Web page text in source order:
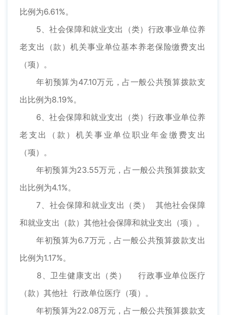
比例为6.61%。
5、社会保障和就业支出（类）行政事业单位养
老支出（款）机关事业单位基本养老保险缴费支出
（项）。
年初预算为47.10万元，占一般公共预算拨款支
出比例为8.19%。
6、社会保障和就业支出（类）行政事业单位养
老支出（款）机关事业单位职业年金缴费支出
（项）。
年初预算为23.55万元，占一般公共预算拨款支
出比例为4.1%。
7、社会保障和就业支出（类） 其他社会保障
和就业支出（款）其他社会保障和就业支出（项）。
年初预算为6.7万元，占一般公共预算拨款支出
比例为1.17%。
8、卫生健康支出（类） 行政事业单位医疗
（款）其他社 行政单位医疗（项）。
年初预算为22.08万元，占一般公共预算拨款支